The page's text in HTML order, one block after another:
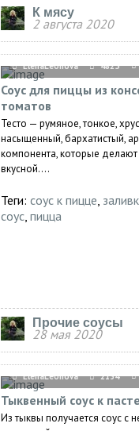
К мясу
2 августа 2020
ElenaLeonova 4825
Соус для пиццы из
томатов
Тесто — румяное, тонкое,
насыщенный, бархатистый,
компонента, которые
вкусной....
Теги: соус к пицце,
соус, пицца
Прочие соусы
28 мая 2020
ElenaLeonova 2134
Тыквенный соус к пасте
Из тыквы получается соус с